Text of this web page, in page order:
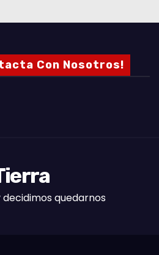
Con Nosotros!
quedarnos